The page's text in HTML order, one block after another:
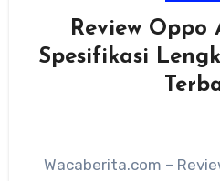
Review Oppo
Spesifikasi
Wacaberita.com –